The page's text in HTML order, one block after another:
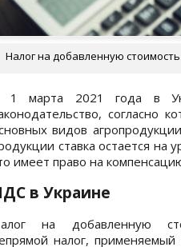
Налог на добавленную
1 марта 2021 года в
согласно
видов
ставка остается на
имеет право на
в Украине
на добавленную
налог, применяемый